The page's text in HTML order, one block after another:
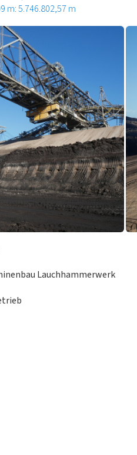
m: 5.746.802,57 m
Lauchhammerwerk